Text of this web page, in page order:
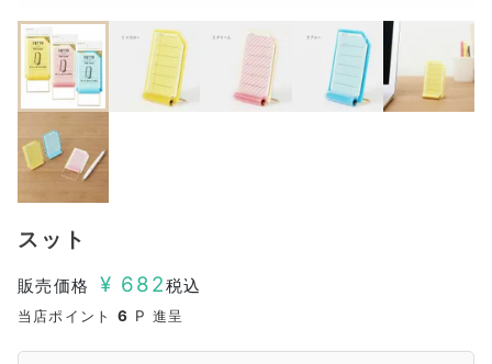
スット
販売価格 ¥ 682税込
当店ポイント 6 P 進呈